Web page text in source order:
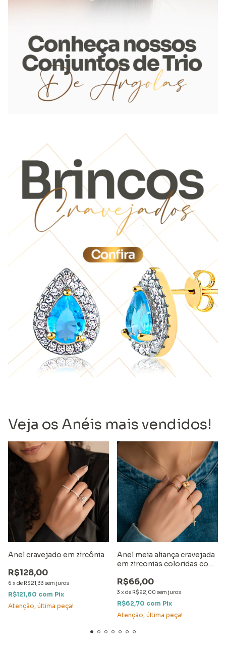
Veja os Anéis mais vendidos!
Anel cravejado em zircônia
R$128,00
6 x de R$21,33 sem juros
R$121,60 com Pix
Atenção, última peça!
Anel meia aliança cravejada
em zirconias coloridas com
R$66,00
3 x de R$22,00 sem juros
R$62,70 com Pix
Atenção, última peça!